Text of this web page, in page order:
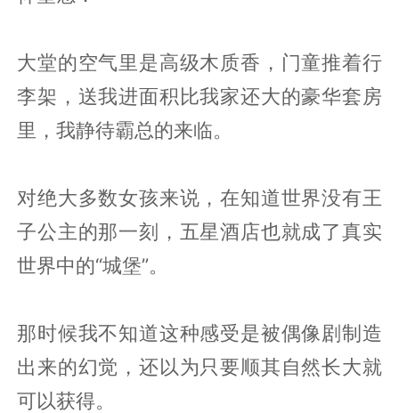
大堂的空气里是高级木质香，门童推着行
李架，送我进面积比我家还大的豪华套房
里，我静待霸总的来临。
对绝大多数女孩来说，在知道世界没有王
子公主的那一刻，五星酒店也就成了真实
世界中的“城堡”。
那时候我不知道这种感受是被偶像剧制造
出来的幻觉，还以为只要顺其自然长大就
可以获得。